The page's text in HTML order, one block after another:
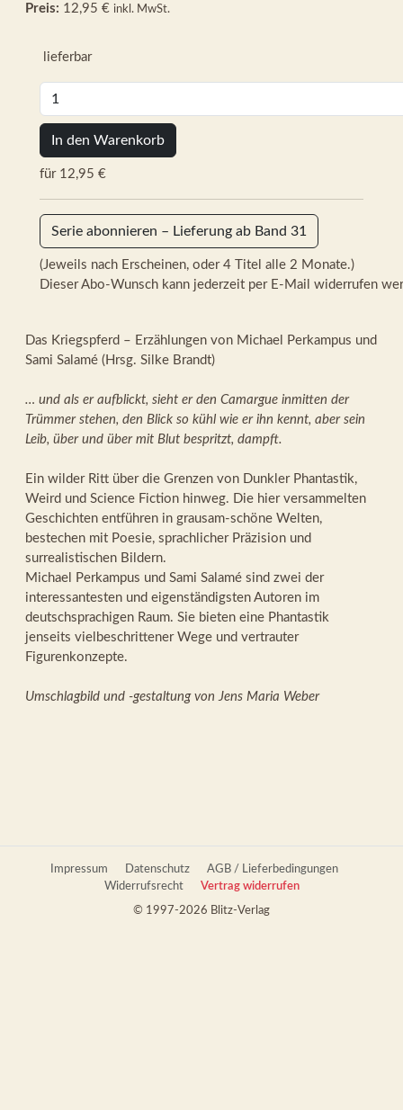
Preis: 12,95 € inkl. MwSt.
lieferbar
In den Warenkorb
für 12,95 €
Serie abonnieren – Lieferung ab Band 31
(Jeweils nach Erscheinen, oder 4 Titel alle 2 Monate.)
Dieser Abo-Wunsch kann jederzeit per E-Mail widerrufen
Das Kriegspferd – Erzählungen von Michael Perkampus und
Sami Salamé (Hrsg. Silke Brandt)
… und als er aufblickt, sieht er den Camargue inmitten der
Trümmer stehen, den Blick so kühl wie er ihn kennt, aber sein
Leib, über und über mit Blut bespritzt, dampft.
Ein wilder Ritt über die Grenzen von Dunkler Phantastik,
Weird und Science Fiction hinweg. Die hier versammelten
Geschichten entführen in grausam-schöne Welten,
bestechen mit Poesie, sprachlicher Präzision und
surrealistischen Bildern.
Michael Perkampus und Sami Salamé sind zwei der
interessantesten und eigenständigsten Autoren im
deutschsprachigen Raum. Sie bieten eine Phantastik
jenseits vielbeschrittener Wege und vertrauter
Figurenkonzepte.
Umschlagbild und -gestaltung von Jens Maria Weber
Impressum Datenschutz
AGB / Lieferbedingungen
Widerrufsrecht
Vertrag widerrufen
© 1997-2026 Blitz-Verlag